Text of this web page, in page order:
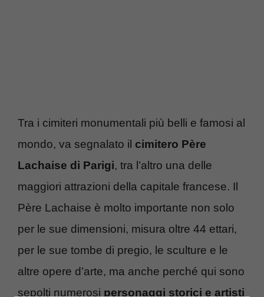
Tra i cimiteri monumentali più belli e famosi al
mondo, va segnalato il cimitero Père
Lachaise di Parigi, tra l’altro una delle
maggiori attrazioni della capitale francese. Il
Père Lachaise è molto importante non solo
per le sue dimensioni, misura oltre 44 ettari,
per le sue tombe di pregio, le sculture e le
altre opere d’arte, ma anche perché qui sono
sepolti numerosi personaggi storici e artisti